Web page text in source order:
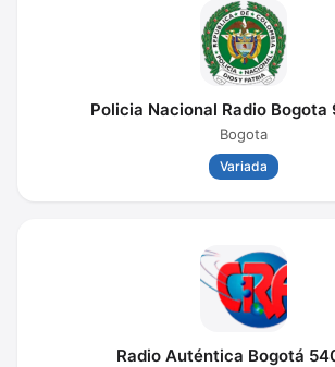
Policia Nacional Radio Bogota
Bogota
Variada
Radio Auténtica Bogotá